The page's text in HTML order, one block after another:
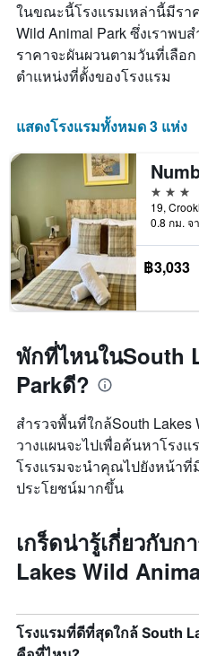
ในขณะนี้โรงแรมเหล่านี้มีรา
Wild Animal Park ซึ่งเราพบ
ราคาจะผันผวนตามวันที่เลือ
ตำแหน่งที่ตั้งของโรงแรม
แสดงโรงแรมทั้งหมด 3 แห่ง
3 ดาว
0.8 กม. จ
฿3,033
พักที่ไหนในSouth
Parkดี?
สำรวจพื้นที่ใกล้South
วางแผนจะไปเพื่อค้นหาโรง
โรงแรมจะนำคุณไปยังหน้าที่
ประโยชน์มากขึ้น
เกร็ดน่ารู้เกี่ยวกับก
Lakes Wild
โรงแรมที่ดีที่สุดใกล้ South